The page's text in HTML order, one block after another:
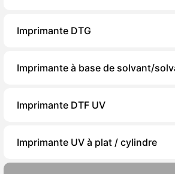
Imprimante DTG
Imprimante à base de solvant/
Imprimante DTF UV
Imprimante UV à plat / cylindre